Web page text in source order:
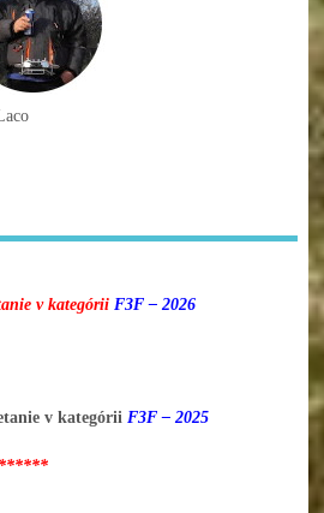
v kategórii F3F – 2026
v kategórii F3F – 2025